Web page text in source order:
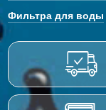
Фильтра для воды